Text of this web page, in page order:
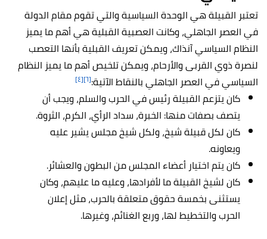
تعتبر القبيلة هي الوحدة السياسية والتي تقوم مقام الدولة
في العصر الجاهلي، وكانت العصبية القبلية هي أهم ما يميز
النظام السياسي آنذاك، ويمكن تعريف القبلية بأنها التعصب
لنصرة ذوي القربى والأرحام، ويمكن تلخيص أهم ما يميز النظام
السياسي في العصر الجاهلي بالنقاط الآتية:[٦] [٤]
كان يتزعم القبيلة رئيس في الحرب والسلم، ويجب أن
يتصف بصفات منها: الخبرة، سداد الرأي، الكرم، الثروة.
كان لكل قبيلة شيخ، ولكل شيخ مجلس يشير عليه
ويعاونه.
كان يتم اختيار أعضاء المجلس من البطون والعشائر.
كان لشيخ القبيلة ما لأفرادها، وعليه ما عليهم، وكان
يستثنى بخمسة حقوق متعلقة بالحرب، مثل إعلان
الحرب والتخطيط لها، وربع الغنائم، وغيرها.